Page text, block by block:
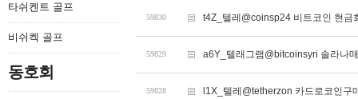
타쉬켄트 골프
비쉬켁 골프
동호회
59830 t4Z_텔레@coinsp24 비트코인 현금
59829 a6Y_텔래그램@bitcoinsyri 솔라나
59828 l1X_텔레@tetherzon 카드로코인구